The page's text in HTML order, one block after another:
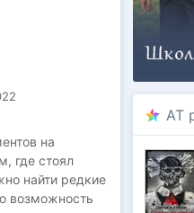
на
где стоял
найти редкие
возможность
AT